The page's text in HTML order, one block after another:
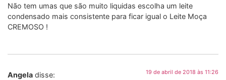
Não tem umas que são muito liquidas escolha um leite
condensado mais consistente para ficar igual o Leite Moça
CREMOSO !
Angela disse: 19 de abril de 2018 às 11:26